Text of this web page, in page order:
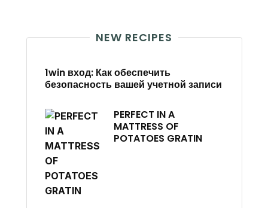
NEW RECIPES
1win вход: Как обеспечить
безопасность вашей учетной записи
PERFECT IN A
MATTRESS OF
POTATOES GRATIN